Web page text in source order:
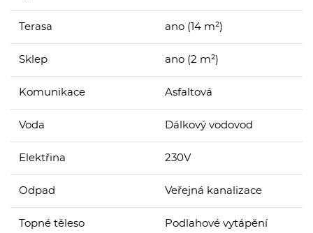
Terasa ano (14 m²)
Sklep ano (2 m²)
Komunikace Asfaltová
Voda Dálkový vodovod
Elektřina 230V
Odpad Veřejná kanalizace
Topné těleso Podlahové vytápění